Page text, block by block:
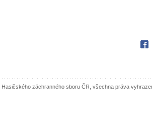
záchranného sboru ČR, všechna práva